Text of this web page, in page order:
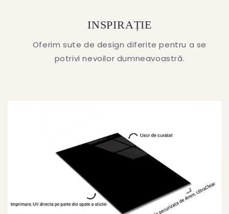
INSPIRAȚIE
Oferim sute de design diferite pentru a se
potrivi nevoilor dumneavoastră.